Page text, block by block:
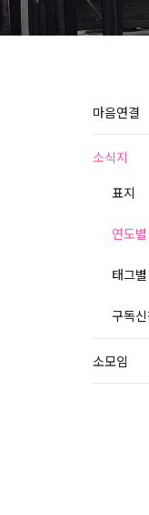
마음연결
소식지
표지
연도
태그
구독
소모임